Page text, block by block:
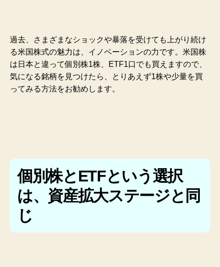
過去、さまざまなショックや暴落を受けても上がり続け
る米国株式の魅力は、イノベーションの力です。米国株
は日本と違って個別株1株、ETF1口でも買えますので、
気になる銘柄を見つけたら、とりあえず1株や少量を買
ってみる方法をお勧めします。
個別株とETFという選択
は、資産拡大ステージと同
じ